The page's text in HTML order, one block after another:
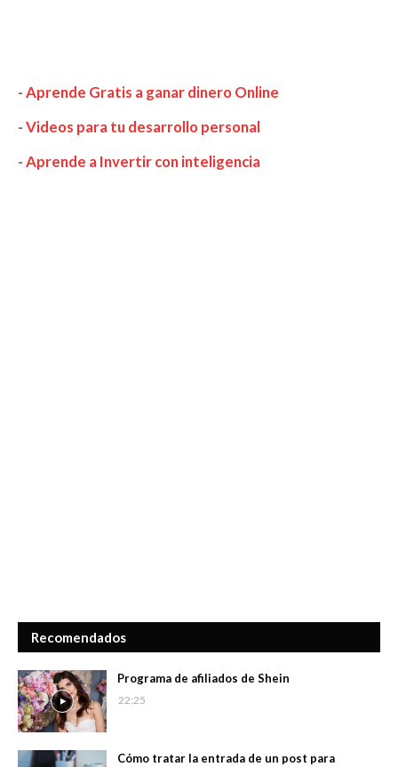
-Aprende Gratis a ganar dinero Online
-Videos para tu desarrollo personal
-Aprende a Invertir con inteligencia
Recomendados
Programa de afiliados de Shein
22:25
Cómo tratar la entrada de un post para